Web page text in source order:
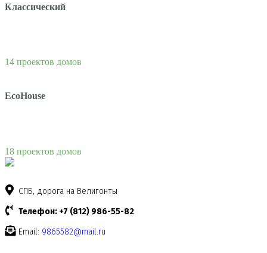
Классический
14 проектов домов
EcoHouse
18 проектов домов
СПБ, дорога на Велигонты
Телефон: +7 (812) 986-55-82
Email: 9865582@mail.ru